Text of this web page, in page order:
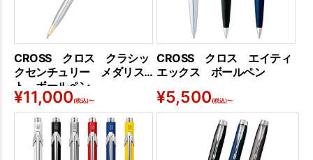
CROSS クロス クラシッ
クセンチュリー メダリス
ト ボールペン
¥11,000(税込)〜
CROSS クロス エイティ
エックス ボールペン
¥5,500(税込)〜